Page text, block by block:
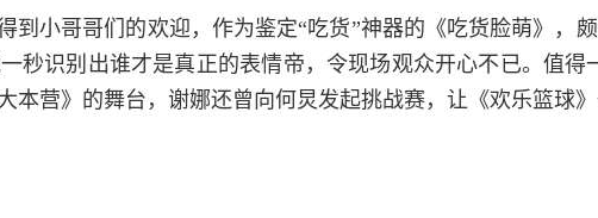
到小哥哥们的欢迎，作为鉴定“吃货”神器的《吃货脸萌》，
秒识别出谁才是真正的表情帝，令现场观众开心不已。值
营》的舞台，谢娜还曾向何炅发起挑战赛，让《欢乐篮球》